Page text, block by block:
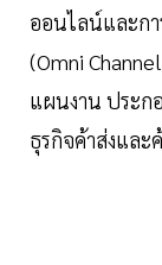
ออนไลน์และก
(Omni
แผนงาน ประก
ธุรกิจค้าส่งและ